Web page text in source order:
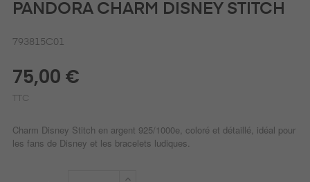
PANDORA CHARM DISNEY STITCH
793815C01
75,00 €
TTC
Charm Disney Stitch en argent 925/1000e, coloré et détaillé, idéal pour
les fans de Disney et les bracelets ludiques.